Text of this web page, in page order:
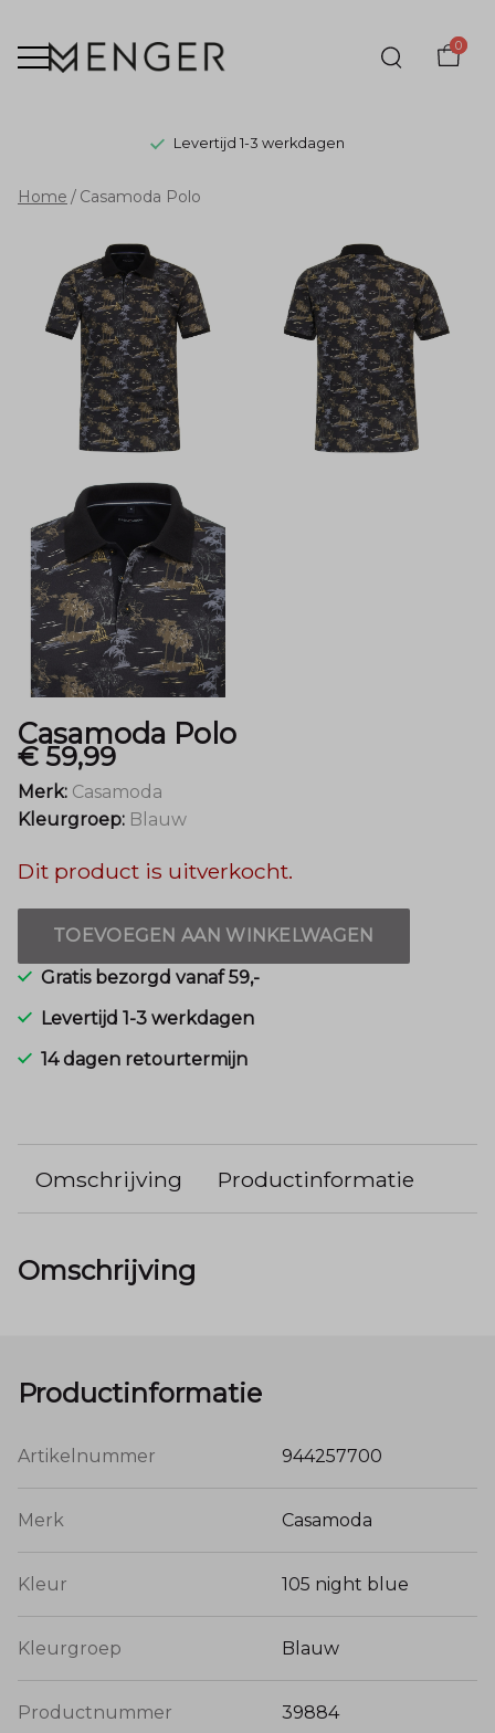
0
Levertijd 1-3 werkdagen
Casamoda
Polo
Menger
Mode
Home Casamoda Polo
Casamoda Polo
€ 59,99
Merk: Casamoda
Kleurgroep: Blauw
Dit product is uitverkocht.
TOEVOEGEN AAN WINKELWAGEN
Gratis bezorgd vanaf 59,-
Levertijd 1-3 werkdagen
14 dagen retourtermijn
Omschrijving Productinformatie
Omschrijving
Productinformatie
Artikelnummer 944257700
Merk Casamoda
Kleur 105 night blue
Kleurgroep Blauw
Productnummer 39884